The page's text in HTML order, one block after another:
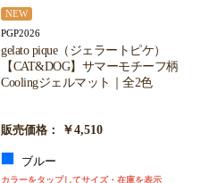
NEW
PGP2026
gelato pique（ジェラートピケ）
【CAT&DOG】サマーモチーフ柄
Coolingジェルマット｜全2色
販売価格： ￥4,510
ブルー
カラーをタップしてサイズ・在庫を表示